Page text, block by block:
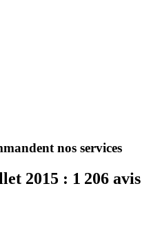
nos services
2015 : 1 206 avis